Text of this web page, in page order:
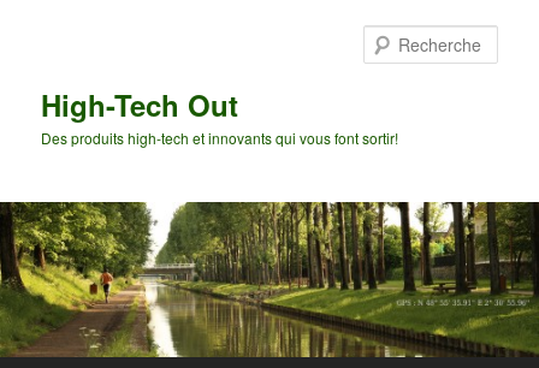
High-Tech Out
Des produits high-tech et innovants qui vous font sortir!